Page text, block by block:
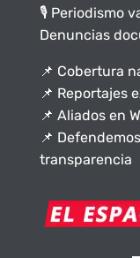
🎙️ Periodismo
Denuncias
📌 Cobertura
📌 Reportajes
📌 Aliados en
📌
transparencia